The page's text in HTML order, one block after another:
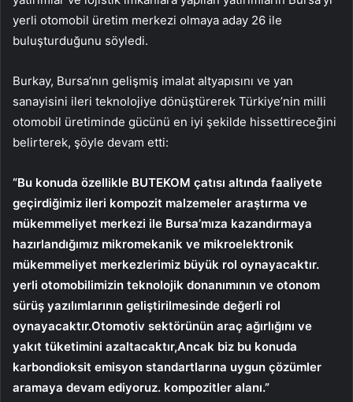
yerli otomobil üretim merkezi olmaya aday 26 ile
buluşturduğunu söyledi.
Burkay, Bursa’nın gelişmiş imalat altyapısını ve yan
sanayisini ileri teknolojiye dönüştürerek Türkiye’nin milli
otomobil üretiminde gücünü en iyi şekilde hissettireceğini
belirterek, şöyle devam etti:
“Bu konuda özellikle BUTEKOM çatısı altında faaliyete
geçirdiğimiz ileri kompozit malzemeler araştırma ve
mükemmeliyet merkezi ile Bursa’mıza kazandırmaya
hazırlandığımız mikromekanik ve mikroelektronik
mükemmeliyet merkezlerimiz büyük rol oynayacaktır.
yerli otomobilimizin teknolojik donanımının ve otonom
sürüş yazılımlarının geliştirilmesinde değerli rol
oynayacaktır.Otomotiv sektörünün araç ağırlığını ve
yakıt tüketimini azaltacaktır,Ancak biz bu konuda
karbondioksit emisyon standartlarına uygun çözümler
aramaya devam ediyoruz. kompozitler alanı.”